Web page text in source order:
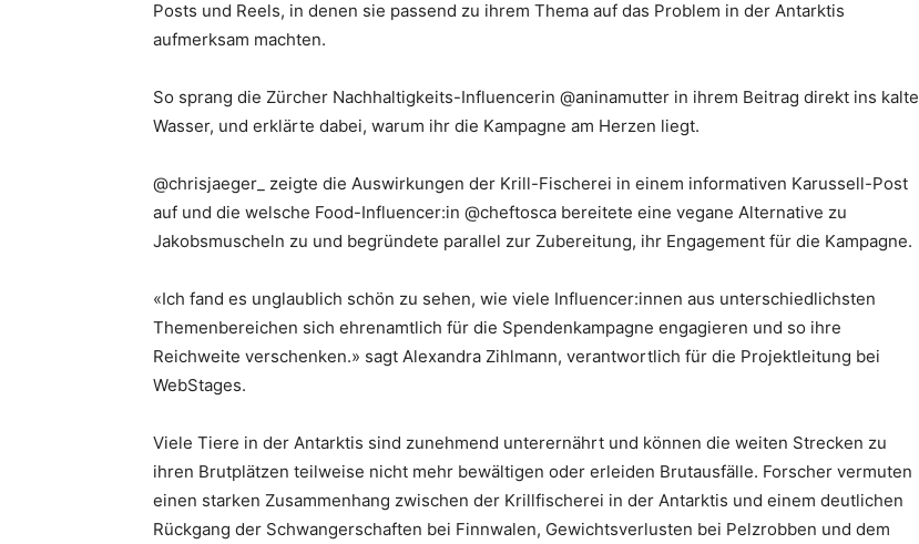
Posts und Reels, in denen sie passend zu ihrem Thema auf das Problem in der Antarktis
aufmerksam machten.
So sprang die Zürcher Nachhaltigkeits-Influencerin @aninamutter in ihrem Beitrag direkt ins kalte
Wasser, und erklärte dabei, warum ihr die Kampagne am Herzen liegt.
@chrisjaeger_ zeigte die Auswirkungen der Krill-Fischerei in einem informativen Karussell-Post
auf und die welsche Food-Influencer:in @cheftosca bereitete eine vegane Alternative zu
Jakobsmuscheln zu und begründete parallel zur Zubereitung, ihr Engagement für die Kampagne.
«Ich fand es unglaublich schön zu sehen, wie viele Influencer:innen aus unterschiedlichsten
Themenbereichen sich ehrenamtlich für die Spendenkampagne engagieren und so ihre
Reichweite verschenken.» sagt Alexandra Zihlmann, verantwortlich für die Projektleitung bei
WebStages.
Viele Tiere in der Antarktis sind zunehmend unterernährt und können die weiten Strecken zu
ihren Brutplätzen teilweise nicht mehr bewältigen oder erleiden Brutausfälle. Forscher vermuten
einen starken Zusammenhang zwischen der Krillfischerei in der Antarktis und einem deutlichen
Rückgang der Schwangerschaften bei Finnwalen, Gewichtsverlusten bei Pelzrobben und dem